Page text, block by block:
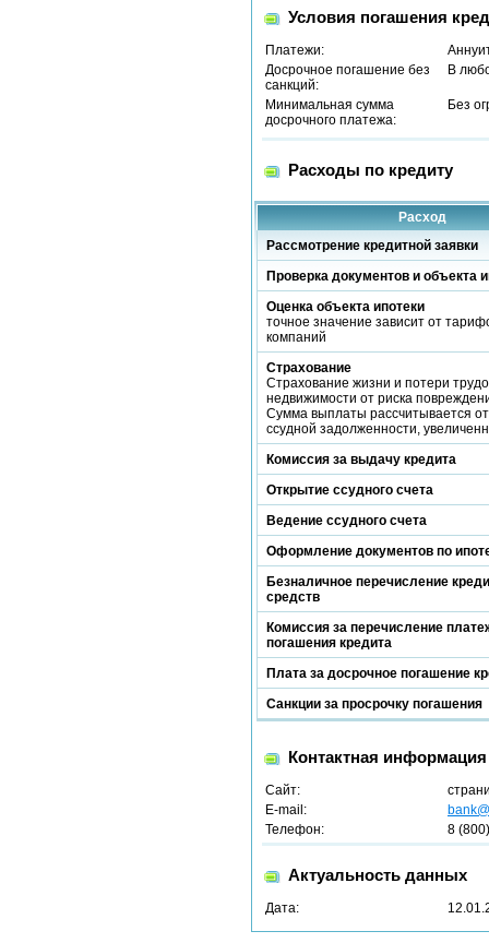
Условия погашения
Платежи:
Досрочное погашение без
санкций:
В
Минимальная сумма
досрочного платежа:
Без
Расходы по кредиту
Расход
Рассмотрение кредитной заявки
Проверка документов и объекта
Оценка объекта ипотеки
точное значение зависит от
компаний
Страхование
Страхование жизни и потери
недвижимости от риска
Сумма выплаты рассчитывается от
ссудной задолженности,
Комиссия за выдачу кредита
Открытие ссудного счета
Ведение ссудного счета
Оформление документов по
Безналичное перечисление
средств
Комиссия за перечисление
погашения кредита
Плата за досрочное погашение
Санкции за просрочку погашения
Контактная информация
Сайт:
E-mail:
Телефон:
8
Актуальность данных
Дата: